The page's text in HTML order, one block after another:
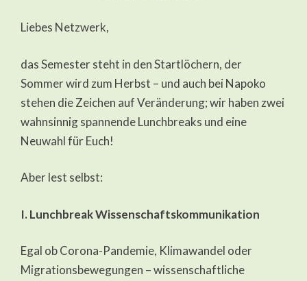
Liebes Netzwerk,
das Semester steht in den Startlöchern, der
Sommer wird zum Herbst – und auch bei Napoko
stehen die Zeichen auf Veränderung; wir haben zwei
wahnsinnig spannende Lunchbreaks und eine
Neuwahl für Euch!
Aber lest selbst:
I. Lunchbreak Wissenschaftskommunikation
Egal ob Corona-Pandemie, Klimawandel oder
Migrationsbewegungen – wissenschaftliche